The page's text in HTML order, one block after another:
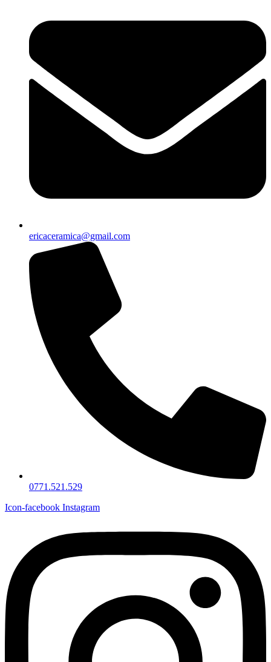
ericaceramica@gmail.com
0771.521.529
Icon-facebook Instagram